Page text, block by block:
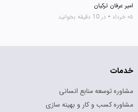
امیر عرفان ترکیان
۰۵ خرداد
• در 10 دقیقه بخوانید
خدمات
مشاوره توسعه منابع انسانی
مشاوره کسب و کار و بهینه سازی